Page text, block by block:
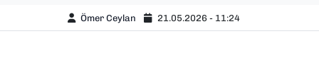
Ömer Ceylan 21.05.2026 - 11:24